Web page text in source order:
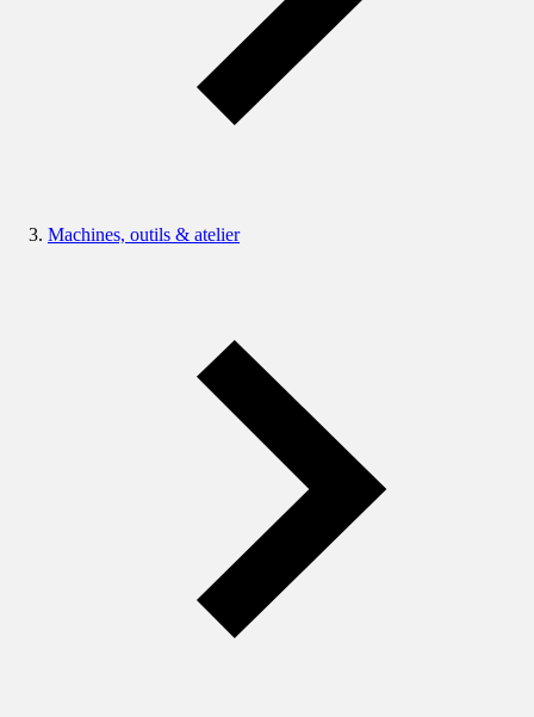
Machines, outils & atelier